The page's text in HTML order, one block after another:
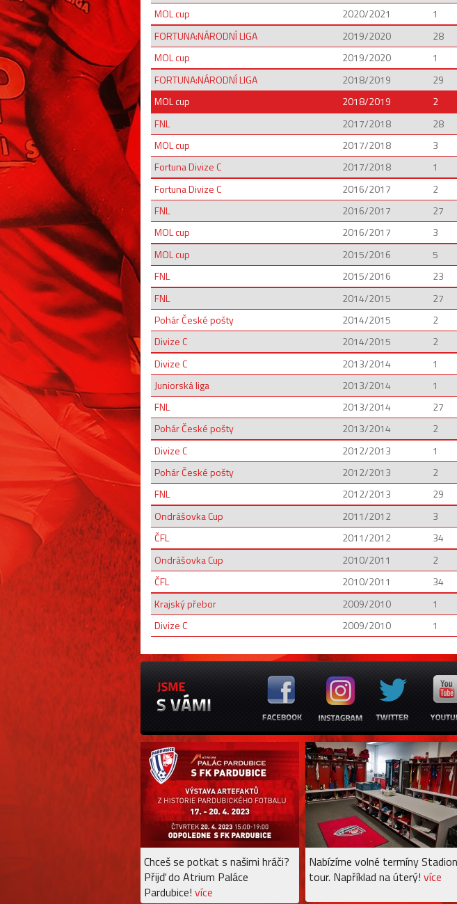
MOL cup
2020/2021 1
FORTUNA:NÁRODNÍ LIGA
2019/2020 28
MOL cup
2019/2020 1
FORTUNA:NÁRODNÍ LIGA
2018/2019 29
MOL cup
2018/2019 2
FNL
2017/2018 28
MOL cup
2017/2018 3
Fortuna Divize C
2017/2018 1
Fortuna Divize C
2016/2017 2
FNL
2016/2017 27
MOL cup
2016/2017 3
MOL cup
2015/2016 5
FNL
2015/2016 23
FNL
2014/2015 27
Pohár České pošty
2014/2015 2
Divize C
2014/2015 2
Divize C
2013/2014 1
Juniorská liga
2013/2014 1
FNL
2013/2014 27
Pohár České pošty
2013/2014 2
Divize C
2012/2013 1
Pohár České pošty
2012/2013 2
FNL
2012/2013 29
Ondrášovka Cup
2011/2012 3
ČFL
2011/2012 34
Ondrášovka Cup
2010/2011 2
ČFL
2010/2011 34
Krajský přebor
2009/2010 1
Divize C
2009/2010 1
Chceš se potkat s našimi hráči?
Přijď do Atrium Paláce
Pardubice! více
Nabízíme volné termíny Stadion
tour. Například na úterý! více